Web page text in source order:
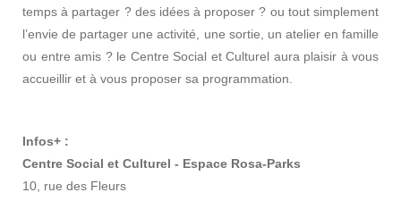
temps à partager ? des idées à proposer ? ou tout simplement
l’envie de partager une activité, une sortie, un atelier en famille
ou entre amis ? le Centre Social et Culturel aura plaisir à vous
accueillir et à vous proposer sa programmation.
Infos+ :
Centre Social et Culturel - Espace Rosa-Parks
10, rue des Fleurs